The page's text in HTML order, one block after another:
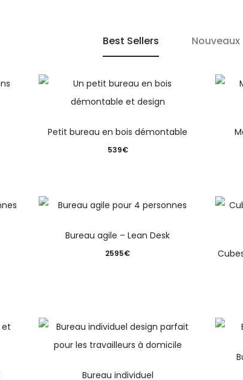
Best Sellers Nouveaux
Petit bureau en bois démontable
539€
Bureau agile – Lean Desk
2595€
Bureau individuel